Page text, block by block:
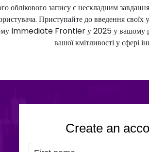
облікового запису є нескладним
Приступайте до введення
Immediate Frontier у 2025 у вашому
вашої кмітливості у сфері